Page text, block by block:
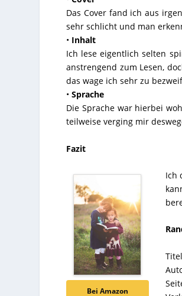
Das Cover fand ich aus
sehr schlicht und man
• Inhalt
Ich lese eigentlich selten
anstrengend zum Lesen,
das wage ich sehr zu
• Sprache
Die Sprache war hierbei
teilweise verging mir
Fazit
Bei Amazon
Ich